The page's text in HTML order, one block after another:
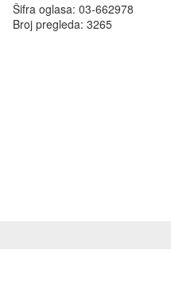
Šifra oglasa: 03-662978
Broj pregleda: 3265